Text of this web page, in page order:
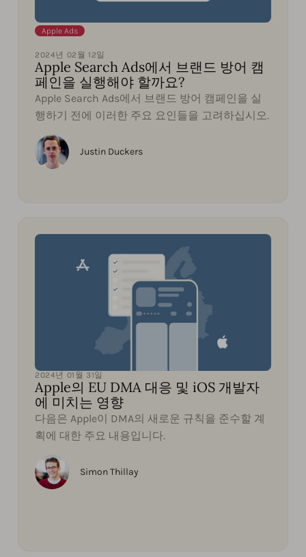
Apple Ads
2024년 02월 12일
Apple Search Ads에서 브랜드 방어 캠
페인을 실행해야 할까요?
Apple Search Ads에서 브랜드 방어 캠페인을 실
행하기 전에 이러한 주요 요인들을 고려하십시오.
Justin Duckers
2024년 01월 31일
Apple의 EU DMA 대응 및 iOS 개발자
에 미치는 영향
다음은 Apple이 DMA의 새로운 규칙을 준수할 계
획에 대한 주요 내용입니다.
Simon Thillay